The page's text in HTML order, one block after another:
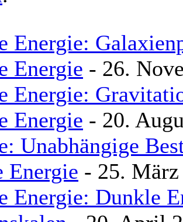
Energie:
Energie - 26.
Energie:
Energie - 20.
Unabhängige
Energie - 25.
Energie: Dunkle